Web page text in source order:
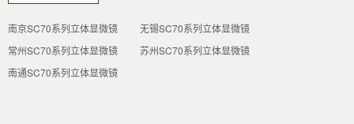
南京SC70系列立体显微镜
无锡SC70系列立体显微镜
常州SC70系列立体显微镜
苏州SC70系列立体显微镜
南通SC70系列立体显微镜